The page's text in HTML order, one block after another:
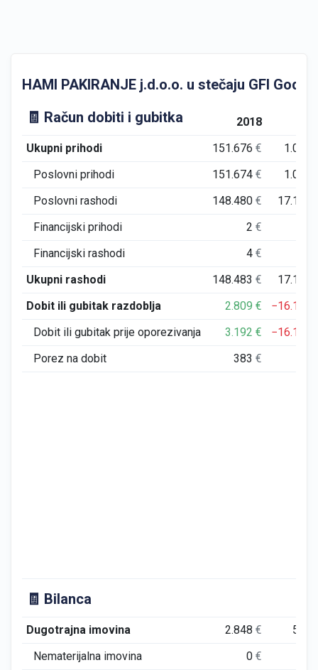
HAMI PAKIRANJE j.d.o.o. u stečaju GFI
🧾 Račun dobiti i gubitka
2018
Ukupni prihodi
151.676€ 1.083
Poslovni prihodi
151.674€ 1.083
Poslovni rashodi
148.480€ 17.183
Financijski prihodi
2€
Financijski rashodi
4€
Ukupni rashodi
148.483€ 17.191
Dobit ili gubitak razdoblja
2.809€ −16.108
Dobit ili gubitak prije oporezivanja
3.192€ −16.108
Porez na dobit
383€
🧾 Bilanca
Dugotrajna imovina 2.848€ 561
Nematerijalna imovina
0€